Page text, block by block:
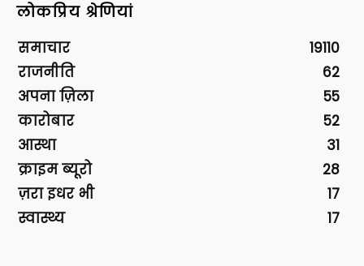
लोकप्रिय श्रेणियां
समाचार
19110
राजनीति
62
अपना ज़िला
55
कारोबार
52
आस्था
31
क्राइम ब्यूरो
28
ज़रा इधर भी
17
स्वास्थ्य
17